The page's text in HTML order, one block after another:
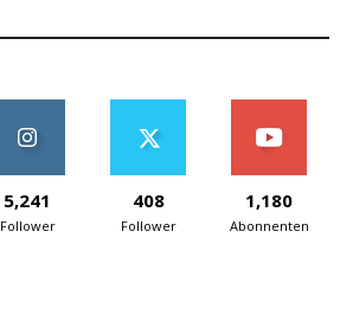
5,241
Follower
408
Follower
1,180
Abonnenten